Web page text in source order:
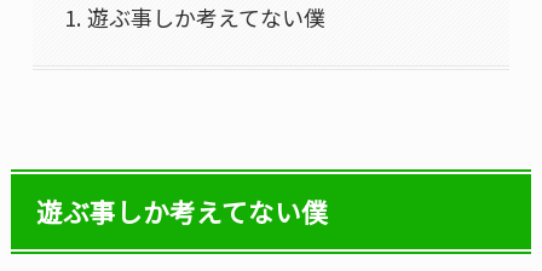
遊ぶ事しか考えてない僕
遊ぶ事しか考えてない僕